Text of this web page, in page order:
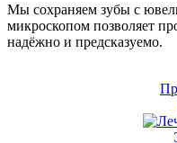
Мы сохраняем зубы с
микроскопом позволяет
надёжно и предсказуемо.